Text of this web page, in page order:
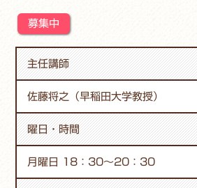
募集中
主任講師
佐藤将之（早稲田大学教授）
曜日・時間
月曜日 18：30～20：30